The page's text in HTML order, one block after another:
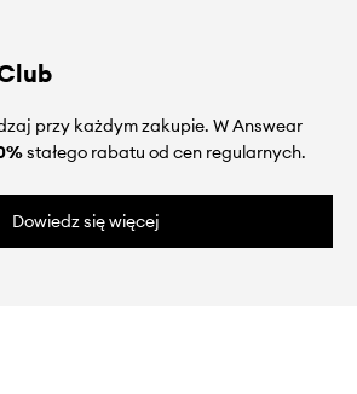
przy każdym zakupie. W Answear
stałego rabatu od cen regularnych.
Dowiedz się więcej